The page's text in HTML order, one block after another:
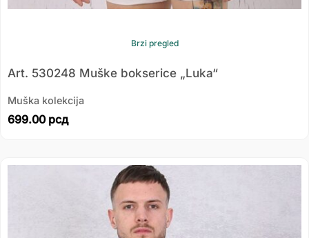
Brzi pregled
Art. 530248 Muške bokserice „Luka“
Muška kolekcija
699.00 рсд